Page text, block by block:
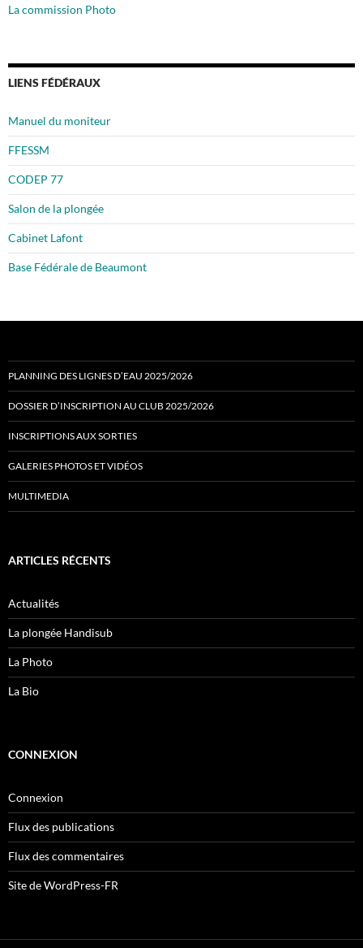
La commission Photo
LIENS FÉDÉRAUX
Manuel du moniteur
FFESSM
CODEP 77
Salon de la plongée
Cabinet Lafont
Base Fédérale de Beaumont
PLANNING DES LIGNES D’EAU 2025/2026
DOSSIER D’INSCRIPTION AU CLUB 2025/2026
INSCRIPTIONS AUX SORTIES
GALERIES PHOTOS ET VIDÉOS
MULTIMEDIA
ARTICLES RÉCENTS
Actualités
La plongée Handisub
La Photo
La Bio
CONNEXION
Connexion
Flux des publications
Flux des commentaires
Site de WordPress-FR